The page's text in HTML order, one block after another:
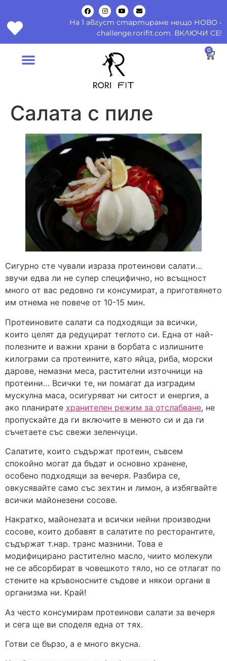
На 1 август стартираме нещо НОВО -
challenge.rorifit.com. ВКЛЮЧИ СЕ!
0
Салата с пиле
Сигурно сте чували израза протеинови салати…
звучи едва ли не супер специфично, но всъщност
много от вас редовно ги консумират, а приготвянето
им отнема не повече от 10-15 мин.
Протеиновите салати са подходящи за всички,
които целят да редуцират теглото си. Една от най-
полезните и важни храни в борбата с излишните
килограми са протеините, като яйца, риба, морски
дарове, немазни меса, растителни източници на
протеини… Всички те, ни помагат да изградим
мускулна маса, осигуряват ни ситост и енергия, а
ако планирате хранителен режим за отслабване, не
пропускайте да ги включите в менюто си и да ги
съчетаете със свежи зеленчуци.
Салатите, които съдържат протеин, съвсем
спокойно могат да бъдат и основно хранене,
особено подходящи за вечеря. Разбира се,
овкусявайте само със зехтин и лимон, а избягвайте
всички майонезени сосове.
Накратко, майонезата и всички нейни производни
сосове, които добавят в салатите по ресторантите,
съдържат т.нар. транс мазнини. Това е
модифицирано растително масло, чиито молекули
не се абсорбират в човешкото тяло, но се отлагат по
стените на кръвоносните съдове и някои органи в
организма ни. Край!
Аз често консумирам протеинови салати за вечеря
и сега ще ви споделя една от тях.
Готви се бързо, а е много вкусна.